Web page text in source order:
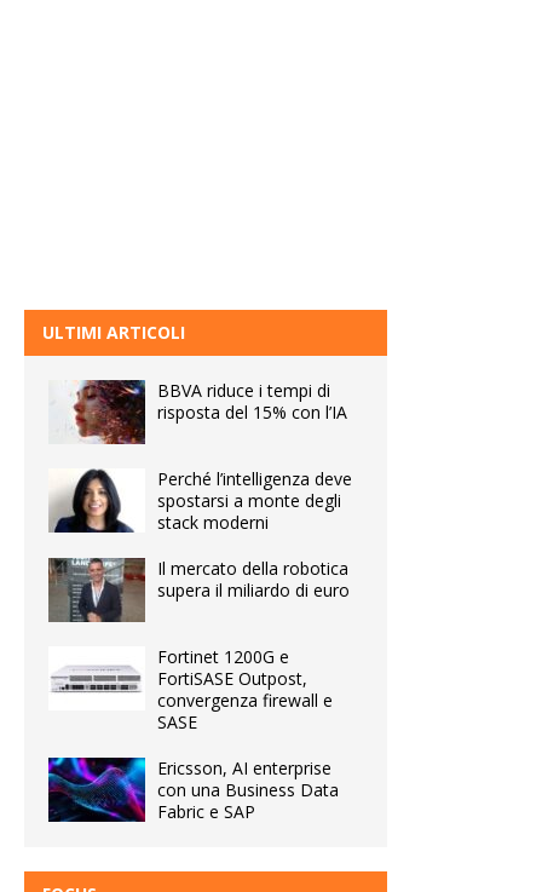
ULTIMI ARTICOLI
BBVA riduce i tempi di
risposta del 15% con l’IA
Perché l’intelligenza deve
spostarsi a monte degli
stack moderni
Il mercato della robotica
supera il miliardo di euro
Fortinet 1200G e
FortiSASE Outpost,
convergenza firewall e
SASE
Ericsson, AI enterprise
con una Business Data
Fabric e SAP